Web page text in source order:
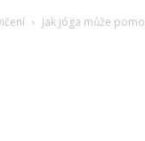
Jak jóga může